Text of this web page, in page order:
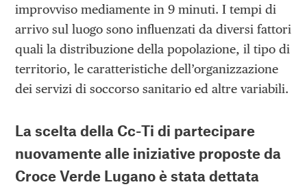
improvviso mediamente in 9 minuti. I tempi di
arrivo sul luogo sono influenzati da diversi fattori
quali la distribuzione della popolazione, il tipo di
territorio, le caratteristiche dell’organizzazione
dei servizi di soccorso sanitario ed altre variabili.
La scelta della Cc-Ti di partecipare
nuovamente alle iniziative proposte da
Croce Verde Lugano è stata dettata